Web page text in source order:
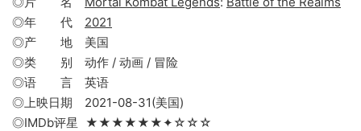
◎年 代 2021
◎产 地 美国
◎类 别 动作 / 动画 / 冒险
◎语 言 英语
◎上映日期 2021-08-31(美国)
◎IMDb评星 ★★★★★★✦☆☆☆